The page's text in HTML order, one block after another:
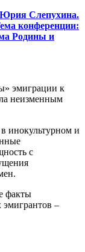
Слепухина.
конференции:
Родины и
эмиграции к
неизменным
инокультурном и
с
факты
эмигрантов –